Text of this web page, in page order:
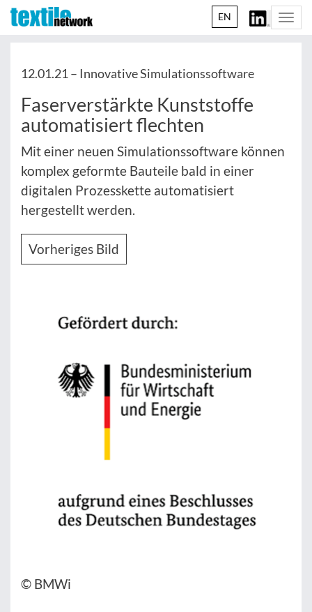
EN
12.01.21 – Innovative Simulationssoftware
Faserverstärkte Kunststoffe
automatisiert flechten
Mit einer neuen Simulationssoftware können
komplex geformte Bauteile bald in einer
digitalen Prozesskette automatisiert
hergestellt werden.
Vorheriges Bild
© BMWi